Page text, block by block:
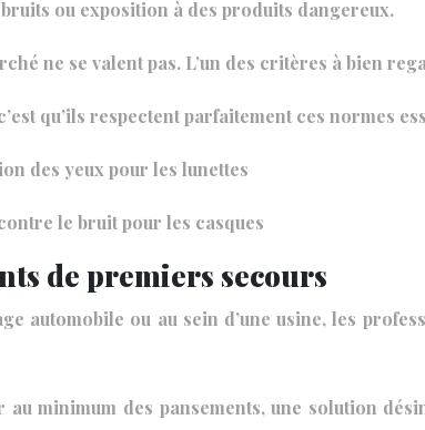
ou exposition à des produits dangereux.
ne se valent pas. L’un des critères à bien
qu’ils respectent parfaitement ces normes
des yeux pour les lunettes
le bruit pour les casques
de premiers secours
automobile ou au sein d’une usine, les
minimum des pansements, une solution